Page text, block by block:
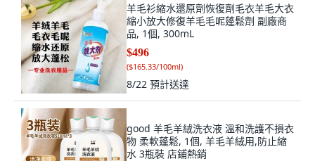
羊毛衫縮水還原劑恢復劑毛衣羊毛大衣
縮小放大修復羊毛毛呢蓬鬆劑 副廠商
品, 1個, 300mL
$496
($165.33/100ml)
8/22 預計送達
good 羊毛羊絨洗衣液 溫和洗護不損衣
物 柔軟蓬鬆, 1個, 羊毛羊絨用,防止縮
水 3瓶裝 店鋪熱銷